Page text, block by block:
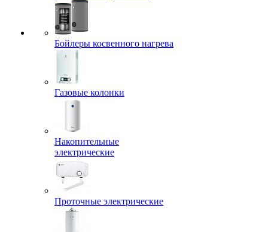
Бойлеры косвенного нагрева
Газовые колонки
Накопительные
электрические
Проточные электрические